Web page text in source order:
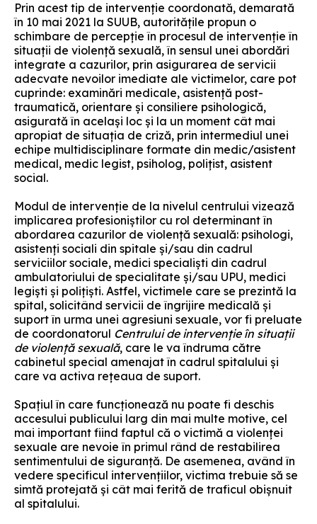
Prin acest tip de intervenție coordonată, demarată
în 10 mai 2021 la SUUB, autoritățile propun o
schimbare de percepție în procesul de intervenție în
situații de violență sexuală, în sensul unei abordări
integrate a cazurilor, prin asigurarea de servicii
adecvate nevoilor imediate ale victimelor, care pot
cuprinde: examinări medicale, asistență post-
traumatică, orientare și consiliere psihologică,
asigurată în același loc și la un moment cât mai
apropiat de situația de criză, prin intermediul unei
echipe multidisciplinare formate din medic/asistent
medical, medic legist, psiholog, polițist, asistent
social.
Modul de intervenție de la nivelul centrului vizează
implicarea profesioniștilor cu rol determinant în
abordarea cazurilor de violență sexuală: psihologi,
asistenți sociali din spitale și/sau din cadrul
serviciilor sociale, medici specialiști din cadrul
ambulatoriului de specialitate și/sau UPU, medici
legiști și polițiști. Astfel, victimele care se prezintă la
spital, solicitând servicii de îngrijire medicală și
suport în urma unei agresiuni sexuale, vor fi preluate
de coordonatorul Centrului de intervenție în situații
de violență sexuală, care le va îndruma către
cabinetul special amenajat în cadrul spitalului și
care va activa rețeaua de suport.
Spațiul în care funcționează nu poate fi deschis
accesului publicului larg din mai multe motive, cel
mai important fiind faptul că o victimă a violenței
sexuale are nevoie în primul rând de restabilirea
sentimentului de siguranță. De asemenea, având în
vedere specificul intervențiilor, victima trebuie să se
simtă protejată și cât mai ferită de traficul obișnuit
al spitalului.